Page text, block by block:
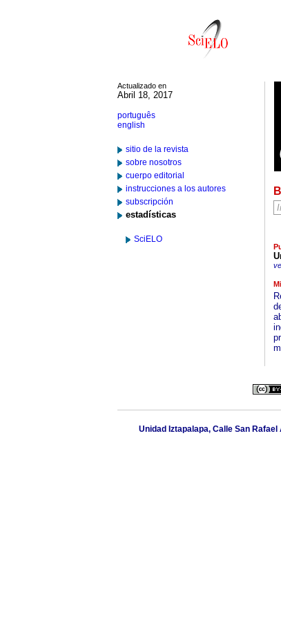
Actualizado en
Abril 18, 2017
português
english
sitio de la revista
sobre nosotros
cuerpo editorial
instrucciones a los autores
subscripción
estadísticas
SciELO
Unidad Iztapalapa, Calle San